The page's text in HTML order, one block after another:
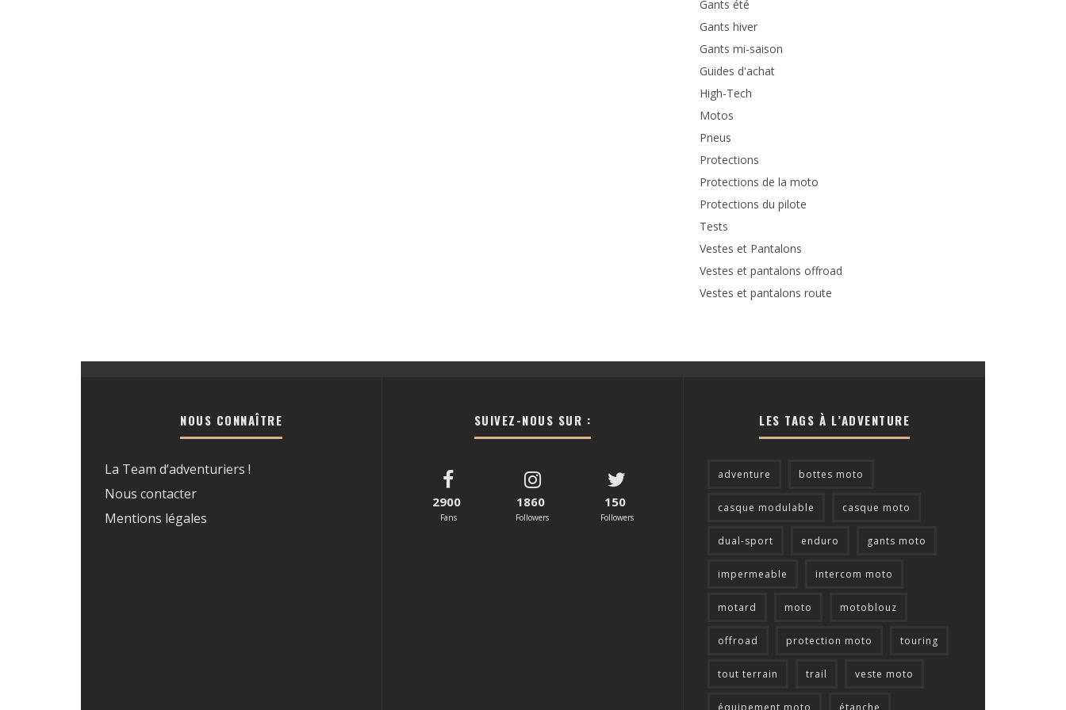
Gants été
Gants hiver
Gants mi-saison
Guides d'achat
High-Tech
Motos
Pneus
Protections
Protections de la moto
Protections du pilote
Tests
Vestes et Pantalons
Vestes et pantalons offroad
Vestes et pantalons route
NOUS CONNAÎTRE
La Team d’adventuriers !
Nous contacter
Mentions légales
SUIVEZ-NOUS SUR :
2900
Fans
1860
Followers
150
Followers
LES TAGS À L’ADVENTURE
adventure bottes moto
casque modulable casque moto
dual-sport enduro gants moto
impermeable intercom moto
motard moto motoblouz
offroad protection moto touring
tout terrain trail veste moto
équipement moto étanche